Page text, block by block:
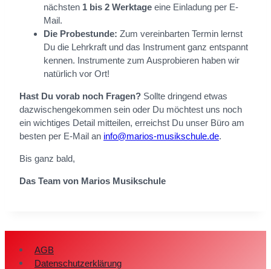
nächsten 1 bis 2 Werktage eine Einladung per E-
Mail.
Die Probestunde: Zum vereinbarten Termin lernst
Du die Lehrkraft und das Instrument ganz entspannt
kennen. Instrumente zum Ausprobieren haben wir
natürlich vor Ort!
Hast Du vorab noch Fragen? Sollte dringend etwas
dazwischengekommen sein oder Du möchtest uns noch
ein wichtiges Detail mitteilen, erreichst Du unser Büro am
besten per E-Mail an info@marios-musikschule.de.
Bis ganz bald,
Das Team von Marios Musikschule
AGB
Datenschutzerklärung